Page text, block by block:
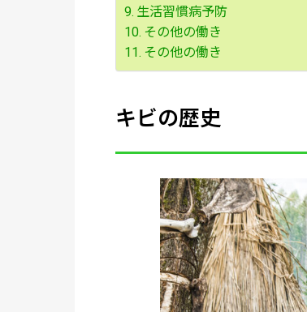
生活習慣病予防
その他の働き
その他の働き
キビの歴史